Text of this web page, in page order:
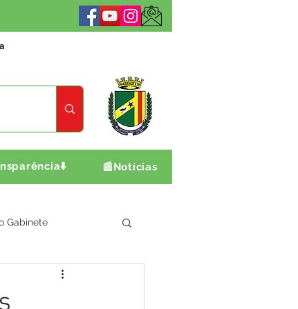
📰Notícias
Gabinete
e Produção